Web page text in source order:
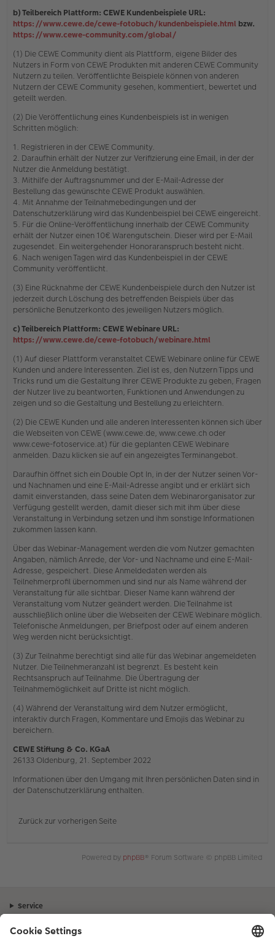
b) Teilbereich Plattform: CEWE Kundenbeispiele URL:
https://www.cewe.de/cewe-fotobuch/kundenbeispiele.html bzw.
https://www.cewe-community.com/global/
(1) Die CEWE Community dient als Plattform, eigene Bilder des
Nutzers in Form von CEWE Produkten mit anderen CEWE Community
Nutzern zu teilen. Veröffentlichte Beispiele können von anderen
Nutzern der CEWE Community gesehen, kommentiert, bewertet und
geteilt werden.
(2) Die Veröffentlichung eines Kundenbeispiels ist in wenigen
Schritten möglich:
1. Registrieren in der CEWE Community.
2. Daraufhin erhält der Nutzer zur Verifizierung eine Email, in der der
Nutzer die Anmeldung bestätigt.
3. Mithilfe der Auftragsnummer und der E-Mail-Adresse der
Bestellung das gewünschte CEWE Produkt auswählen.
4. Mit Annahme der Teilnahmebedingungen und der
Datenschutzerklärung wird das Kundenbeispiel bei CEWE eingereicht.
5. Für die Online-Veröffentlichung innerhalb der CEWE Community
erhält der Nutzer einen 10€ Warengutschein. Dieser wird per E-Mail
zugesendet. Ein weitergehender Honoraranspruch besteht nicht.
6. Nach wenigen Tagen wird das Kundenbeispiel in der CEWE
Community veröffentlicht.
(3) Eine Rücknahme der CEWE Kundenbeispiele durch den Nutzer ist
jederzeit durch Löschung des betreffenden Beispiels über das
persönliche Benutzerkonto des jeweiligen Nutzers möglich.
c) Teilbereich Plattform: CEWE Webinare URL:
https://www.cewe.de/cewe-fotobuch/webinare.html
(1) Auf dieser Plattform veranstaltet CEWE Webinare online für CEWE
Kunden und andere Interessenten. Ziel ist es, den Nutzern Tipps und
Tricks rund um die Gestaltung Ihrer CEWE Produkte zu geben, Fragen
der Nutzer live zu beantworten, Funktionen und Anwendungen zu
zeigen und so die Gestaltung und Bestellung zu erleichtern.
(2) Die CEWE Kunden und alle anderen Interessenten können sich über
die Webseiten von CEWE (www.cewe.de, www.cewe.ch oder
www.cewe-fotoservice.at) für die geplanten CEWE Webinare
anmelden. Dazu klicken sie auf ein angezeigtes Terminangebot.
Daraufhin öffnet sich ein Double Opt In, in der der Nutzer seinen Vor-
und Nachnamen und eine E-Mail-Adresse angibt und er erklärt sich
damit einverstanden, dass seine Daten dem Webinarorganisator zur
Verfügung gestellt werden, damit dieser sich mit ihm über diese
Veranstaltung in Verbindung setzen und ihm sonstige Informationen
zukommen lassen kann.
Über das Webinar-Management werden die vom Nutzer gemachten
Angaben, nämlich Anrede, der Vor- und Nachname und eine E-Mail-
Adresse, gespeichert. Diese Anmeldedaten werden als
Teilnehmerprofil übernommen und sind nur als Name während der
Veranstaltung für alle sichtbar. Dieser Name kann während der
Veranstaltung vom Nutzer geändert werden. Die Teilnahme ist
ausschließlich online über die Webseiten der CEWE Webinare möglich.
Telefonische Anmeldungen, per Briefpost oder auf einem anderen
Weg werden nicht berücksichtigt.
(3) Zur Teilnahme berechtigt sind alle für das Webinar angemeldeten
Nutzer. Die Teilnehmeranzahl ist begrenzt. Es besteht kein
Rechtsanspruch auf Teilnahme. Die Übertragung der
Teilnahmemöglichkeit auf Dritte ist nicht möglich.
(4) Während der Veranstaltung wird dem Nutzer ermöglicht,
interaktiv durch Fragen, Kommentare und Emojis das Webinar zu
bereichern.
CEWE Stiftung & Co. KGaA
26133 Oldenburg, 21. September 2022
Informationen über den Umgang mit Ihren persönlichen Daten sind in
der Datenschutzerklärung enthalten.
Zurück zur vorherigen Seite
Powered by phpBB® Forum Software © phpBB Limited
Service